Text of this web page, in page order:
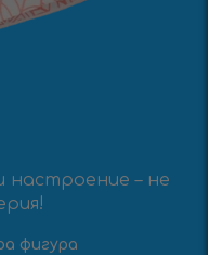
настроение – не
фигура